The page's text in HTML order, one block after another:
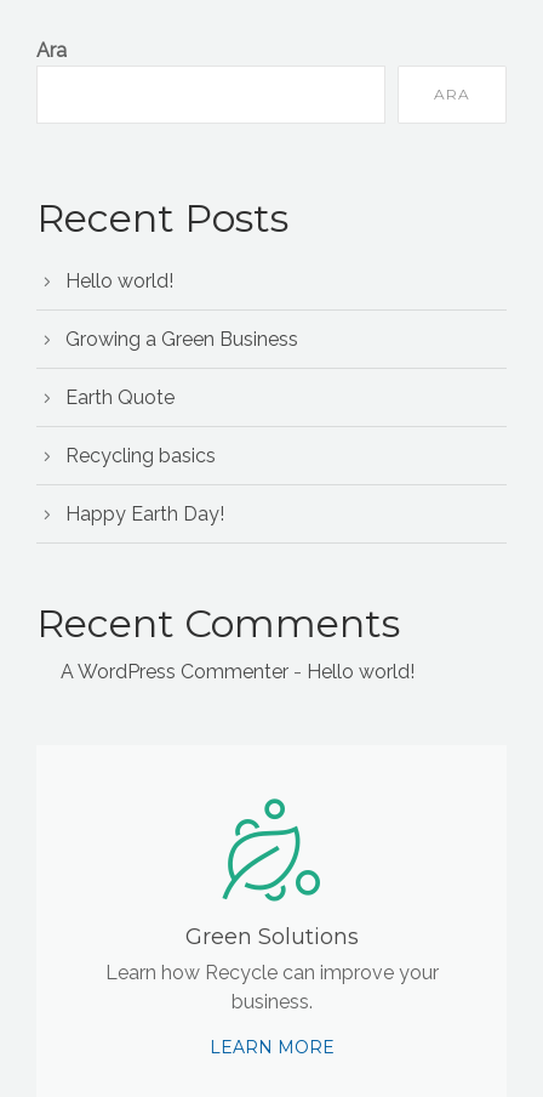
Ara
ARA
Recent Posts
Hello world!
Growing a Green Business
Earth Quote
Recycling basics
Happy Earth Day!
Recent Comments
A WordPress Commenter - Hello world!
Green Solutions
Learn how Recycle can improve your
business.
LEARN MORE